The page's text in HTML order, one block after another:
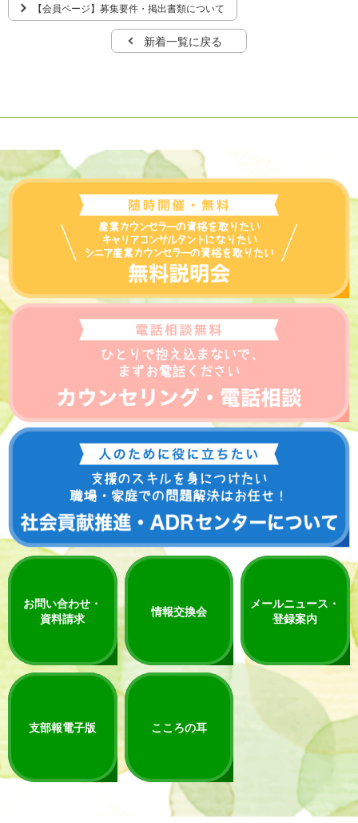
【会員ページ】募集要件・掲出書類について
新着一覧に戻る
お問い合わせ・
資料請求
情報交換会
メールニュース・
登録案内
支部報電子版 こころの耳